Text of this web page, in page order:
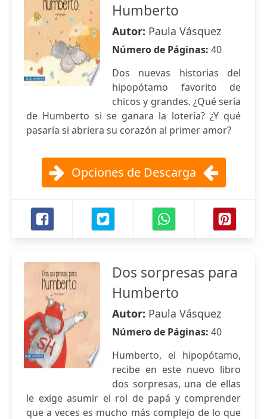
Humberto
Autor: Paula Vásquez
Número de Páginas: 40
Dos nuevas historias del
hipopótamo favorito de
chicos y grandes. ¿Qué sería
de Humberto si se ganara la lotería? ¿Y qué
pasaría si abriera su corazón al primer amor?
Opciones de Descarga
Dos sorpresas para
Humberto
Autor: Paula Vásquez
Número de Páginas: 40
Humberto, el hipopótamo,
recibe en este nuevo libro
dos sorpresas, una de ellas
le exige asumir el rol de papá y comprender
que a veces es mucho más complejo de lo que